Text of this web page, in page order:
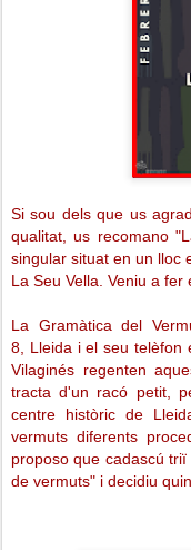
Si sou dels que us
qualitat, us recomano
singular situat en un lloc
La Seu Vella. Veniu a
La Gramàtica del
8, Lleida i el seu telèfon
Vilaginés regenten
tracta d'un racó petit,
centre històric de
vermuts diferents
proposo que cadascú
de vermuts" i decidiu